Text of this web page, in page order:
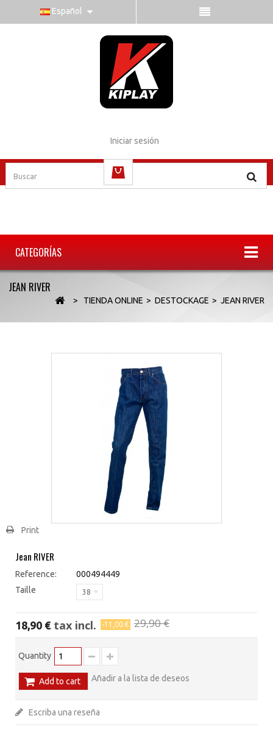
Español
Iniciar sesión
CATEGORÍAS
JEAN RIVER
> TIENDA ONLINE > DESTOCKAGE > JEAN RIVER
Print
Jean RIVER
Reference:
000494449
Taille
38
18,90 € tax incl. -11,00 € 29,90 €
Quantity
Add to cart Añadir a la lista de deseos
Escriba una reseña